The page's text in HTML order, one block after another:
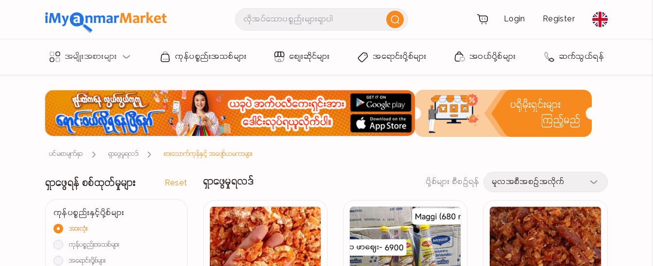
Login Register
အမျိုးအစားများ ကုန်ပစ္စည်းအသစ်များ စျေးဆိုင်များ အရောင်းပို့စ်များ အဝယ်ပို့စ်များ ဆက်သွယ်ရန်
ပရိုမိုးရှင်းများ
ကြည့်မည်
ပင်မစာမျက်နှာ ရှာဖွေမှုရလဒ် စားသောက်ကုန်နှင့် အဖျော်ယမကာများ
ရှာဖွေရန် စစ်ထုတ်မှုများ Reset
ကုန်ပစ္စည်းနှင့်ပို့စ်များ
အားလုံး
ကုန်ပစ္စည်းအသစ်များ
အရောင်းပို့စ်များ
ရှာဖွေမှုရလဒ် ပို့စ်များ စီစဉ်ရန် မူလအစီအစဉ်အလိုက်